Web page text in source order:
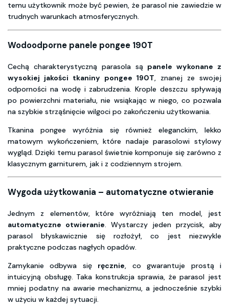
temu użytkownik może być pewien, że parasol nie zawiedzie w
trudnych warunkach atmosferycznych.
Wodoodporne panele pongee 190T
Cechą charakterystyczną parasola są panele wykonane z
wysokiej jakości tkaniny pongee 190T , znanej ze swojej
odporności na wodę i zabrudzenia. Krople deszczu spływają
po powierzchni materiału, nie wsiąkając w niego, co pozwala
na szybkie strząśnięcie wilgoci po zakończeniu użytkowania.
Tkanina pongee wyróżnia się również eleganckim, lekko
matowym wykończeniem, które nadaje parasolowi stylowy
wygląd. Dzięki temu parasol świetnie komponuje się zarówno z
klasycznym garniturem, jak i z codziennym strojem.
Wygoda użytkowania – automatyczne otwieranie
Jednym z elementów, które wyróżniają ten model, jest
automatyczne otwieranie . Wystarczy jeden przycisk, aby
parasol błyskawicznie się rozłożył, co jest niezwykle
praktyczne podczas nagłych opadów.
Zamykanie odbywa się ręcznie, co gwarantuje prostą i
intuicyjną obsługę. Taka konstrukcja sprawia, że parasol jest
mniej podatny na awarie mechanizmu, a jednocześnie szybki
w użyciu w każdej sytuacji.